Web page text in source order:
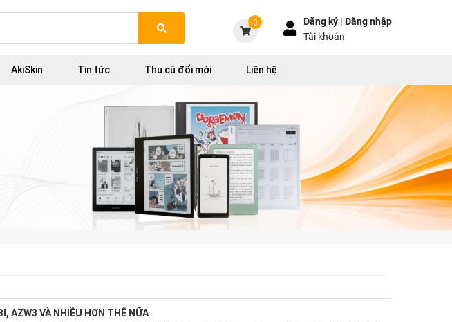
0 Đăng ký |Đăng nhập
Tài khoản
AkiSkin Tin tức Thu cũ đổi mới Liên hệ
AZW3 VÀ NHIỀU HƠN THẾ NỮA